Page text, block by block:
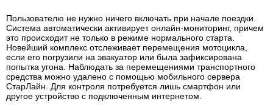
Пользователю не нужно ничего включать при начале поездки.
Система автоматически активирует онлайн-мониторинг, причем
это происходит не только в режиме нормального старта.
Новейший комплекс отслеживает перемещения мотоцикла,
если его погрузили на эвакуатор или была зафиксирована
попытка угона. Наблюдать за перемещениями транспортного
средства можно удалено с помощью мобильного сервера
СтарЛайн. Для контроля потребуется лишь смартфон или
другое устройство с подключенным интернетом.